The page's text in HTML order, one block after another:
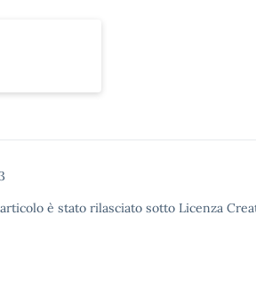
è stato rilasciato sotto Licenza